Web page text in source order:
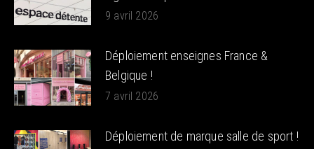
9 avril 2026
Déploiement enseignes France &
Belgique !
7 avril 2026
Déploiement de marque salle de sport !